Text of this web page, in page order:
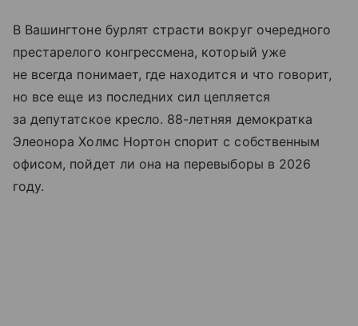
В Вашингтоне бурлят страсти вокруг очередного
престарелого конгрессмена, который уже
не всегда понимает, где находится и что говорит,
но все еще из последних сил цепляется
за депутатское кресло. 88-летняя демократка
Элеонора Холмс Нортон спорит с собственным
офисом, пойдет ли она на перевыборы в 2026
году.